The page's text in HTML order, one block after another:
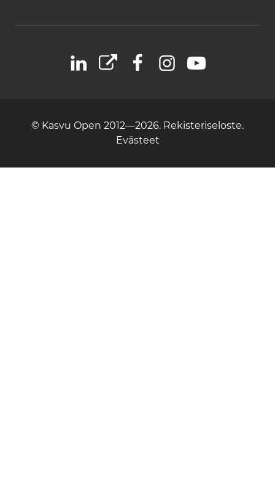
LinkedIn
X FacebookInstagramYouTube
© Kasvu Open 2012—2026. Rekisteriseloste.
Evästeet